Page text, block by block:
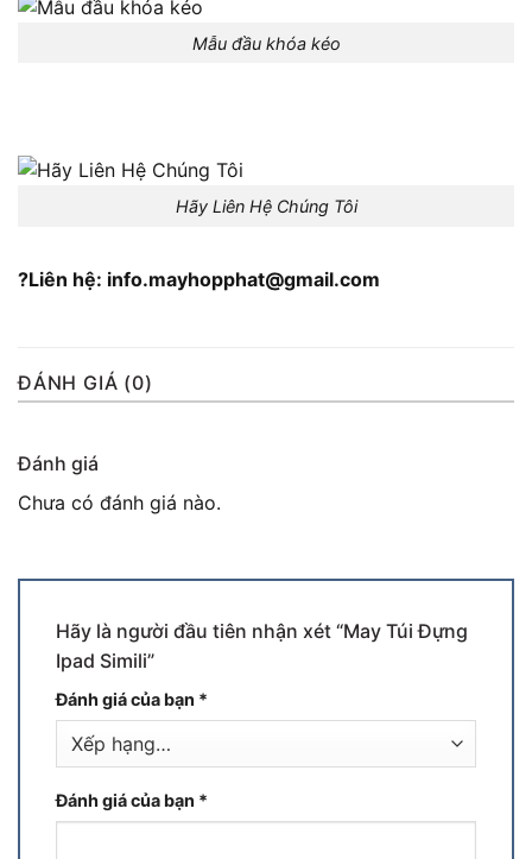
Mẫu đầu khóa kéo
Hãy Liên Hệ Chúng Tôi
?Liên hệ: info.mayhopphat@gmail.com
ĐÁNH GIÁ (0)
Đánh giá
Chưa có đánh giá nào.
Hãy là người đầu tiên nhận xét “May Túi Đựng
Ipad Simili”
Đánh giá của bạn *
Đánh giá của bạn *